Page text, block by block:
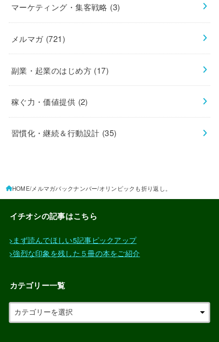
マーケティング・集客戦略 (3)
メルマガ (721)
副業・起業のはじめ方 (17)
稼ぐ力・価値提供 (2)
習慣化・継続＆行動設計 (35)
HOME メルマガバックナンバー オリンピックも折り返し。
イチオシの記事はこちら
>まず読んでほしい5記事ピックアップ
>強烈な印象を残した５冊の本をご紹介
カテゴリー一覧